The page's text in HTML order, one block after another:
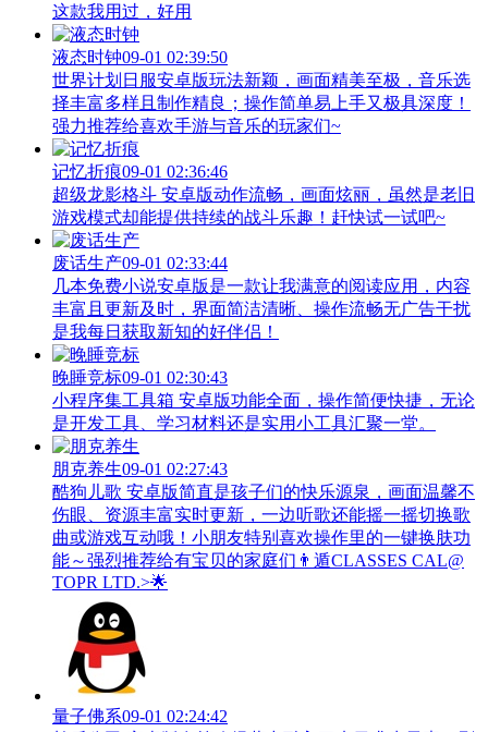
这款我用过，好用
液态时钟09-01 02:39:50
世界计划日服安卓版玩法新颖，画面精美至极，音乐选
择丰富多样且制作精良；操作简单易上手又极具深度！
强力推荐给喜欢手游与音乐的玩家们~
记忆折痕09-01 02:36:46
超级龙影格斗 安卓版动作流畅，画面炫丽，虽然是老旧
游戏模式却能提供持续的战斗乐趣！赶快试一试吧~
废话生产09-01 02:33:44
几本免费小说安卓版是一款让我满意的阅读应用，内容
丰富且更新及时，界面简洁清晰、操作流畅无广告干扰
是我每日获取新知的好伴侣！
晚睡竞标09-01 02:30:43
小程序集工具箱 安卓版功能全面，操作简便快捷，无论
是开发工具、学习材料还是实用小工具汇聚一堂。
朋克养生09-01 02:27:43
酷狗儿歌 安卓版简直是孩子们的快乐源泉，画面温馨不
伤眼、资源丰富实时更新，一边听歌还能摇一摇切换歌
曲或游戏互动哦！小朋友特别喜欢操作里的一键换肤功
能～强烈推荐给有宝贝的家庭们👨‍遁️CLASSES CAL@
TOPR LTD.>🌟
量子佛系09-01 02:24:42